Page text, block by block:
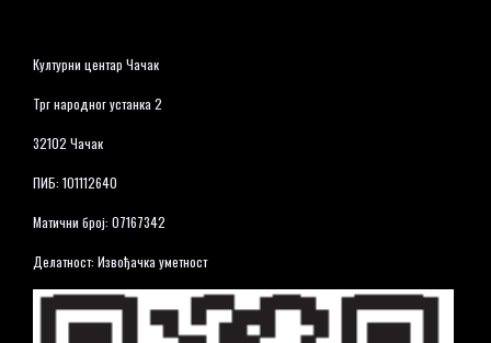
Културни центар Чачак
Трг народног устанка 2
32102 Чачак
ПИБ: 101112640
Матични број: 07167342
Делатност: Извођачка уметност